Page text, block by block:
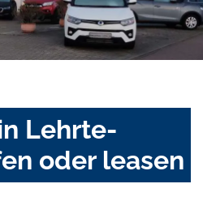
Lehrte-
oder leasen